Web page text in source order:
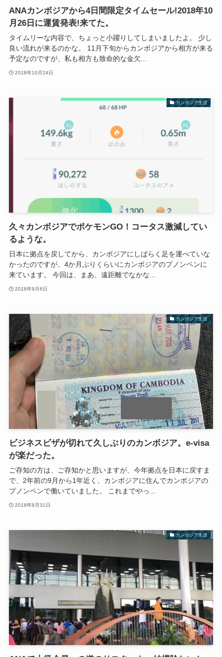
ANAカンボジアから4日間限定タイムセール!2018年10
月26日に運賃発表!来てた。
タイムリーな内容で、ちょっと小躍りしてしまいましたよ。 少し
良い流れが来るのかな。 11月下旬からカンボジアから相方が来る
予定なのですが、私も相方も致命的な金欠...
2018年10月24日
カンボジア生活
久々カンボジアでポケモンGO！コータス激減してい
るような。
日本に拠点を戻してから、カンボジアにしばらく足を運べていな
かったのですが、4か月ぶりくらいにカンボジアのプノンペンに
来ています。 今回は、まあ、遠距離でなかな...
2018年9月6日
カンボジア生活
ビジネスビザが切れて久しぶりのカンボジア。e-visa
が楽だった。
ご存知の方は、ご存知かと思いますが、今年拠点を日本に戻すま
で、2年前の9月から1年近く、カンボジアに住んでカンボジアの
プノンペンで働いていました。 これまでやっ...
2018年8月31日
カンボジア生活